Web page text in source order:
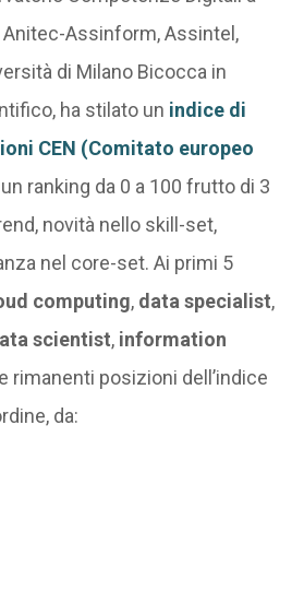
Anitec-Assinform, Assintel,
di Milano Bicocca in
ha stilato un indice di
CEN (Comitato europeo
ranking da 0 a 100 frutto di 3
novità nello skill-set,
nel core-set. Ai primi 5
computing, data specialist,
scientist, information
rimanenti posizioni dell’indice
da: